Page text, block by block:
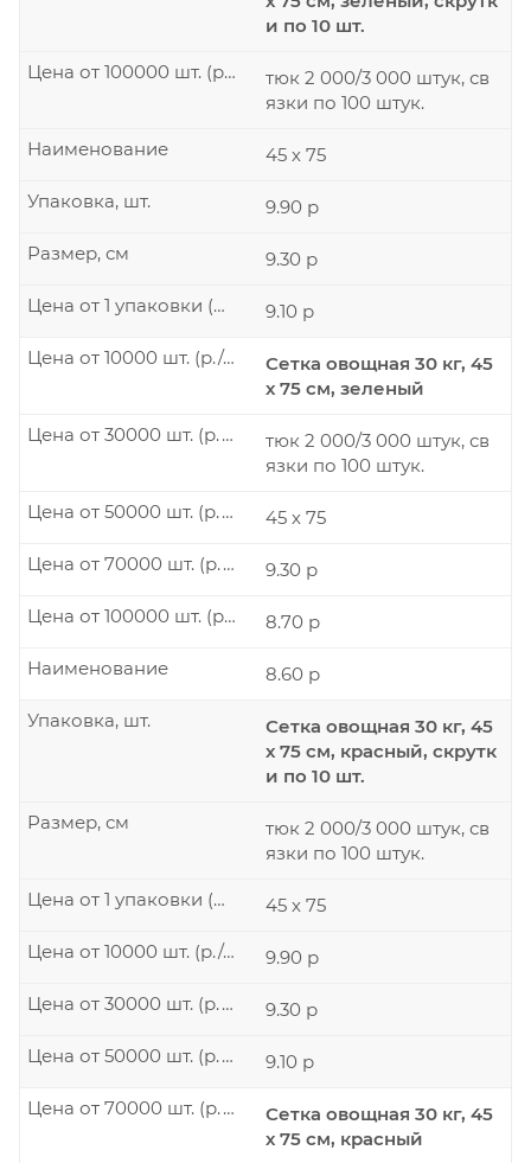
и по 10 шт.
тюк 2 000/3 000 штук, св
язки по 100 штук.
Цена от 100000 шт. (р./шт.)
45 х 75
Наименование
9.90 р
Упаковка, шт.
9.30 р
Размер, см
9.10 р
Цена от 1 упаковки (р./шт.)
Сетка овощная 30 кг, 45
х 75 см, зеленый
Цена от 10000 шт. (р./шт.)
тюк 2 000/3 000 штук, св
язки по 100 штук.
Цена от 30000 шт. (р./шт.)
45 х 75
Цена от 50000 шт. (р./шт.)
9.30 р
Цена от 70000 шт. (р./шт.)
8.70 р
Цена от 100000 шт. (р./шт.)
8.60 р
Наименование
Сетка овощная 30 кг, 45
х 75 см, красный, скрутк
и по 10 шт.
Упаковка, шт.
тюк 2 000/3 000 штук, св
язки по 100 штук.
Размер, см
45 х 75
Цена от 1 упаковки (р./шт.)
9.90 р
Цена от 10000 шт. (р./шт.)
9.30 р
Цена от 30000 шт. (р./шт.)
9.10 р
Цена от 50000 шт. (р./шт.)
Сетка овощная 30 кг, 45
х 75 см, красный
Цена от 70000 шт. (р./шт.)